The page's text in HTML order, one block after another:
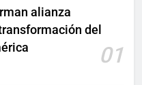
alianza
del
01